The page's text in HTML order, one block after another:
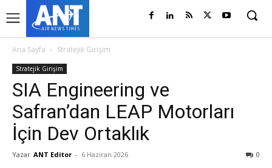
Ana Sayfa Stratejik Girişim
Stratejik Girişim
SIA Engineering ve
Safran’dan LEAP Motorları
İçin Dev Ortaklık
Yazar ANT Editor - 6 Haziran 2026 0